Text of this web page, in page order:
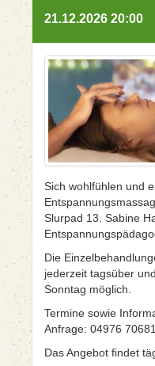
21.12.2026 20:00
Sich wohlfühlen und
Slurpad 13. Sabine
Die
jederzeit tagsüber
Sonntag möglich.
Termine sowie
Anfrage: 04976
Das Angebot findet